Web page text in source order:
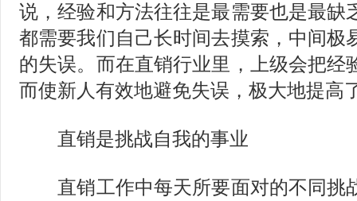
说，经验和方法往往是最需要也是最缺
都需要我们自己长时间去摸索，中间极
的失误。而在直销行业里，上级会把经
而使新人有效地避免失误，极大地提高
直销是挑战自我的事业
直销工作中每天所要面对的不同挑